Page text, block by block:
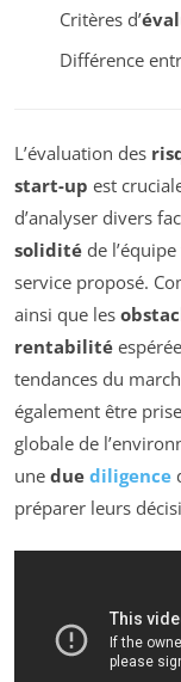
Critères d’
Différence
L’évaluation des
start-up est
d’analyser divers
solidité de
service proposé.
ainsi que les
rentabilité
tendances du
également être
globale de
une due diligence
préparer leurs